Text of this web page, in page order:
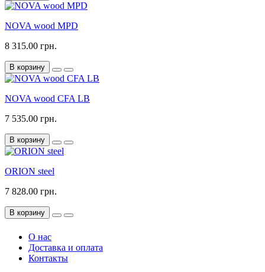
NOVA wood MPD
8 315.00 грн.
В корзину
NOVA wood CFA LB
7 535.00 грн.
В корзину
ORION steel
7 828.00 грн.
В корзину
О нас
Доставка и оплата
Контакты